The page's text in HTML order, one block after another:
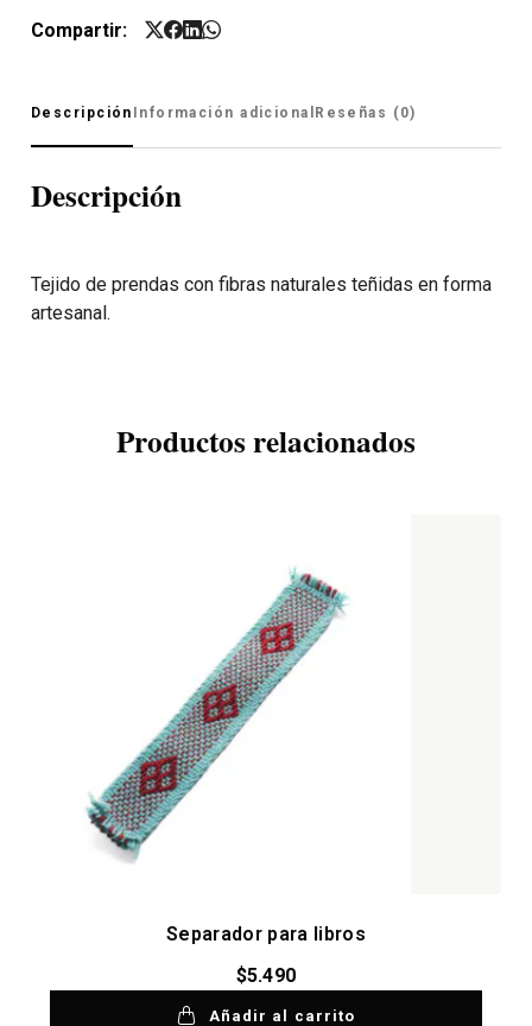
Compartir:
Descripción Información adicional Reseñas (0)
Descripción
Tejido de prendas con fibras naturales teñidas en forma
artesanal.
Productos relacionados
Separador para libros
$5.490
Añadir al carrito